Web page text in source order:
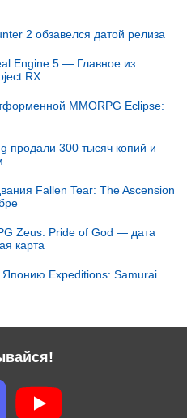
2 обзавелся датой релиза
Engine 5 — Главное из
RX
MMORPG Eclipse:
продали 300 тысяч копий и
Fallen Tear: The Ascension
Zeus: Pride of God — дата
карта
Expeditions: Samurai